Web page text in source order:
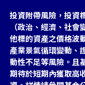
投資附帶風險，投資
（政治、經濟、社
他標的資產之價格波
產業景氣循環變動、
動性不足等風險。且
期待於短期內獲取高